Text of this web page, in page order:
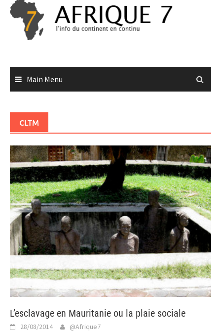
Skip
content
Main Menu
CLTM
L’esclavage en Mauritanie ou la plaie sociale
28/08/2014 @Afrique7